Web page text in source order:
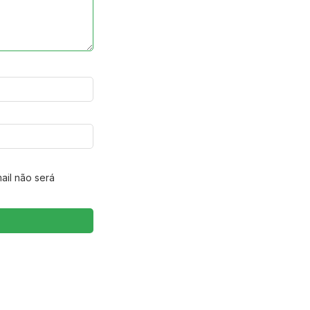
não será